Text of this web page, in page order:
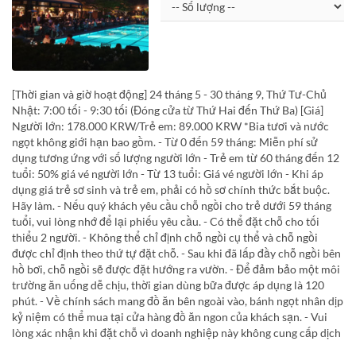
[Thời gian và giờ hoạt động] 24 tháng 5 - 30 tháng 9, Thứ Tư-Chủ
Nhật: 7:00 tối - 9:30 tối (Đóng cửa từ Thứ Hai đến Thứ Ba) [Giá]
Người lớn: 178.000 KRW/Trẻ em: 89.000 KRW *Bia tươi và nước
ngọt không giới hạn bao gồm. - Từ 0 đến 59 tháng: Miễn phí sử
dụng tương ứng với số lượng người lớn - Trẻ em từ 60 tháng đến 12
tuổi: 50% giá vé người lớn - Từ 13 tuổi: Giá vé người lớn - Khi áp
dụng giá trẻ sơ sinh và trẻ em, phải có hồ sơ chính thức bắt buộc.
Hãy làm. - Nếu quý khách yêu cầu chỗ ngồi cho trẻ dưới 59 tháng
tuổi, vui lòng nhớ để lại phiếu yêu cầu. - Có thể đặt chỗ cho tối
thiểu 2 người. - Không thể chỉ định chỗ ngồi cụ thể và chỗ ngồi
được chỉ định theo thứ tự đặt chỗ. - Sau khi đã lấp đầy chỗ ngồi bên
hồ bơi, chỗ ngồi sẽ được đặt hướng ra vườn. - Để đảm bảo một môi
trường ăn uống dễ chịu, thời gian dùng bữa được áp dụng là 120
phút. - Về chính sách mang đồ ăn bên ngoài vào, bánh ngọt nhân dịp
kỷ niệm có thể mua tại cửa hàng đồ ăn ngon của khách sạn. - Vui
lòng xác nhận khi đặt chỗ vì doanh nghiệp này không cung cấp dịch